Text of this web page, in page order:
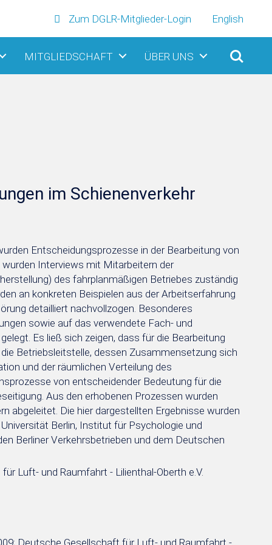
Zum DGLR-Mitglieder-Login English
MITGLIEDSCHAFT ÜBER UNS
im Schienenverkehr
Entscheidungsprozesse in der Bearbeitung von
Interviews mit Mitarbeitern der
des fahrplanmäßigen Betriebes zuständig
an konkreten Beispielen aus der Arbeitserfahrung
detailliert nachvollzogen. Besonderes
sowie auf das verwendete Fach- und
Es ließ sich zeigen, dass für die Bearbeitung
Betriebsleitstelle, dessen Zusammensetzung sich
und der räumlichen Verteilung des
von entscheidender Bedeutung für die
Aus den erhobenen Prozessen wurden
abgeleitet. Die hier dargestellten Ergebnisse wurden
Berlin, Institut für Psychologie und
Berliner Verkehrsbetrieben und dem Deutschen
Luft- und Raumfahrt - Lilienthal-Oberth e.V.
Deutsche Gesellschaft für Luft- und Raumfahrt -